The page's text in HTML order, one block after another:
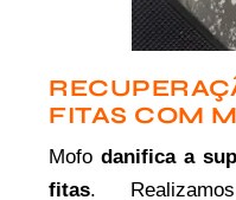
FITAS COM
Mofodanifica a
fitas.